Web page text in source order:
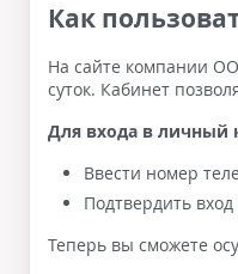
Как
На сайте компании
суток. Кабинет
Для входа в личный
Ввести номер
Подтвердить
Теперь вы сможете